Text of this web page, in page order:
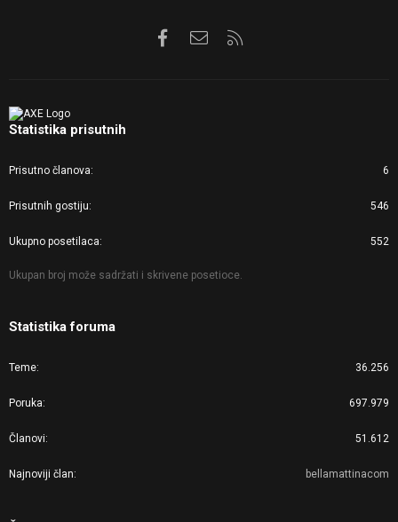
FacebookKontaktirajte nas
Statistika prisutnih
Prisutno članova 6
Prisutnih gostiju 546
Ukupno posetilaca 552
Ukupan broj može sadržati i skrivene posetioce.
Statistika foruma
Teme 36.256
Poruka 697.979
Članovi 51.612
Najnoviji član bellamattinacom